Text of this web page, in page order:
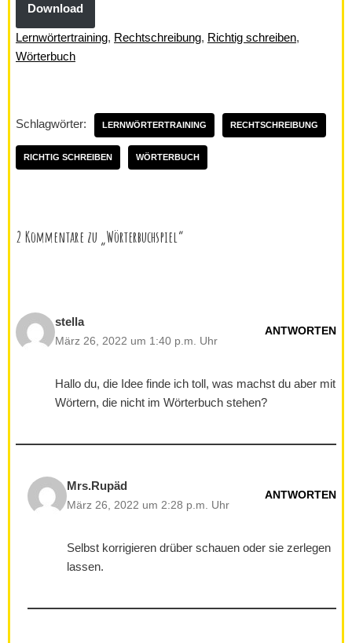
Download
Lernwörtertraining, Rechtschreibung, Richtig schreiben
Wörterbuch
Schlagwörter: LERNWÖRTERTRAINING RECHTSCHREIBUNG
RICHTIG SCHREIBEN WÖRTERBUCH
2 Kommentare zu „Wörterbuchspiel“
stella
März 26, 2022 um 1:40 p.m. Uhr
ANTWORTEN
Hallo du, die Idee finde ich toll, was machst du aber mit
Wörtern, die nicht im Wörterbuch stehen?
Mrs.Rupäd
März 26, 2022 um 2:28 p.m. Uhr
ANTWORTEN
Selbst korrigieren drüber schauen oder sie zerlegen
lassen.